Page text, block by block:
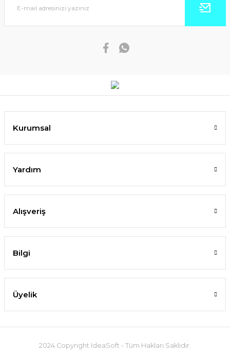
Kurumsal
Yardım
Alışveriş
Bilgi
Üyelik
2024 Copyright IdeaSoft - Tüm Hakları Saklıdır.